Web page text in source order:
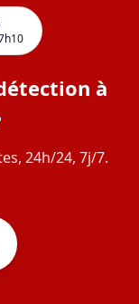
à
24h/24, 7j/7.